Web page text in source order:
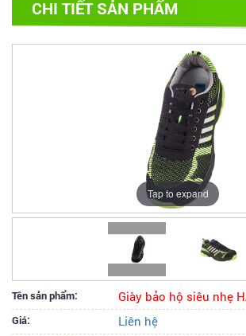
CHI TIẾT SẢN PHẨM
Tap to expand
Tên sản phẩm: Giày bảo hộ siêu nhẹ
Giá: Liên hệ